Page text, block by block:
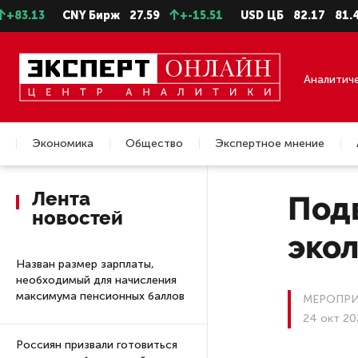
CNY Бирж 27.59 +-15.51 USD ЦБ 82.17 81.41
Экономика Общество Экспертное мнение
Недвижимость
Лента
новостей
Назван размер зарплаты,
необходимый для начисления
максимума пенсионных баллов
Россиян призвали готовиться
24 окт